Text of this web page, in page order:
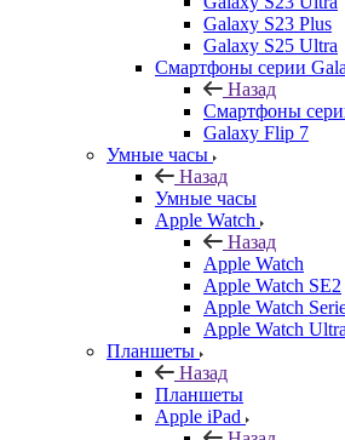
Galaxy S23 Plus
Galaxy S25 Ultra
Смартфоны серии
Назад
Смартфоны
Galaxy Flip 7
Умные часы
Назад
Умные часы
Apple Watch
Назад
Apple Watch
Apple Watch SE2
Apple Watch
Apple Watch
Планшеты
Назад
Планшеты
Apple iPad